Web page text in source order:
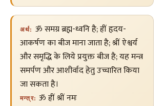
अर्थ: ॐ समग्र ब्रह्म-ध्वनि है; ह्रीं हृदय-
आकर्षण का बीज माना जाता है; श्रीं ऐश्वर्य
और समृद्धि के लिये प्रयुक्त बीज है; यह मन्त्र
समर्पण और आशीर्वाद हेतु उच्चारित किया
जा सकता है।
मन्त्र: ॐ ह्रीं श्रीं नमः